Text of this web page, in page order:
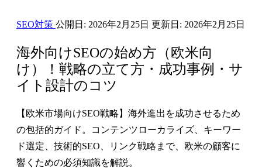
SEO対策 公開日: 2026年2月25日 更新日: 2026年2月25日
海外向けSEOの始め方（欧米向
け）！戦略の立て方・成功事例・サ
イト設計のコツ
【欧米市場向けSEO戦略】海外進出を成功させるため
の包括的ガイド。コンテンツローカライズ、キーワー
ド選定、技術的SEO、リンク戦略まで、欧米の顧客に
響くための必須知識を解説。